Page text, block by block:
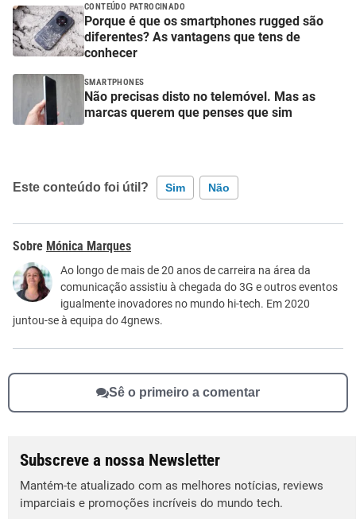
CONTEÚDO PATROCINADO
Porque é que os smartphones rugged são
diferentes? As vantagens que tens de
conhecer
SMARTPHONES
Não precisas disto no telemóvel. Mas as
marcas querem que penses que sim
Este conteúdo foi útil? Sim Não
Este conteúdo contém informação incorreta
Este conteúdo não tem a informação que procuro
Outro
Mónica Marques
Ao longo de mais de 20 anos de carreira na área da
comunicação assistiu à chegada do 3G e outros eventos
igualmente inovadores no mundo hi-tech. Em 2020
juntou-se à equipa do 4gnews.
Sê o primeiro a comentar
Subscreve a nossa Newsletter
Mantém-te atualizado com as melhores notícias, reviews
imparciais e promoções incríveis do mundo tech.